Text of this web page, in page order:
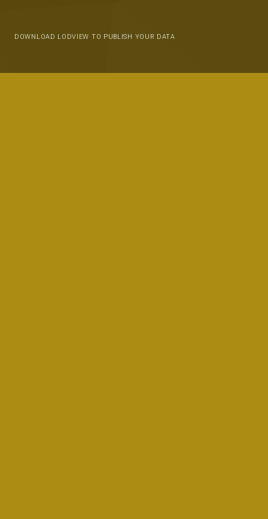
DOWNLOAD LODVIEW TO PUBLISH YOUR DATA